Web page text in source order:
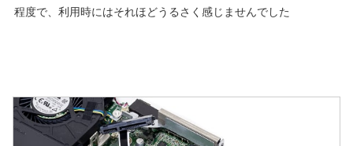
程度で、利用時にはそれほどうるさく感じませんでした